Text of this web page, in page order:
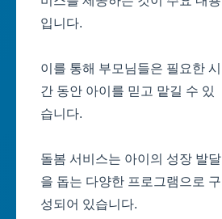
입니다.
이를 통해 부모님들은 필요한 시
간 동안 아이를 믿고 맡길 수 있
습니다.
돌봄 서비스는 아이의 성장 발달
을 돕는 다양한 프로그램으로 구
성되어 있습니다.